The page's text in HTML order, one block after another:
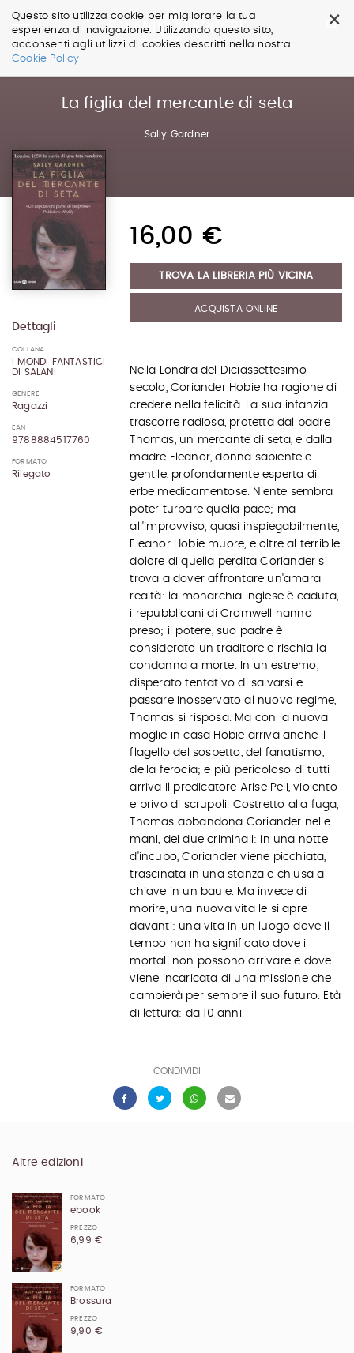
×
Questo sito utilizza cookie per migliorare la tua
esperienza di navigazione. Utilizzando questo sito,
acconsenti agli utilizzi di cookies descritti nella nostra
Cookie Policy.
Salta
La figlia del mercante di seta
Sally Gardner
Dettagli
COLLANA
I MONDI FANTASTICI
DI SALANI
GENERE
Ragazzi
EAN
9788884517760
FORMATO
Rilegato
16,00 €
TROVA LA LIBRERIA PIÙ VICINA
ACQUISTA ONLINE
Nella Londra del Diciassettesimo
secolo, Coriander Hobie ha ragione di
credere nella felicità. La sua infanzia
trascorre radiosa, protetta dal padre
Thomas, un mercante di seta, e dalla
madre Eleanor, donna sapiente e
gentile, profondamente esperta di
erbe medicamentose. Niente sembra
poter turbare quella pace; ma
all'improvviso, quasi inspiegabilmente,
Eleanor Hobie muore, e oltre al terribile
dolore di quella perdita Coriander si
trova a dover affrontare un'amara
realtà: la monarchia inglese è caduta,
i repubblicani di Cromwell hanno
preso; il potere, suo padre è
considerato un traditore e rischia la
condanna a morte. In un estremo,
disperato tentativo di salvarsi e
passare inosservato al nuovo regime,
Thomas si risposa. Ma con la nuova
moglie in casa Hobie arriva anche il
flagello del sospetto, del fanatismo,
della ferocia; e più pericoloso di tutti
arriva il predicatore Arise Peli, violento
e privo di scrupoli. Costretto alla fuga,
Thomas abbandona Coriander nelle
mani, dei due criminali: in una notte
d'incubo, Coriander viene picchiata,
trascinata in una stanza e chiusa a
chiave in un baule. Ma invece di
morire, una nuova vita le si apre
davanti: una vita in un luogo dove il
tempo non ha significato dove i
mortali non possono arrivare e dove
viene incaricata di una missione che
cambierà per sempre il suo futuro. Età
di lettura: da 10 anni.
CONDIVIDI
Altre edizioni
FORMATO
ebook
PREZZO
6,99 €
FORMATO
Brossura
PREZZO
9,90 €